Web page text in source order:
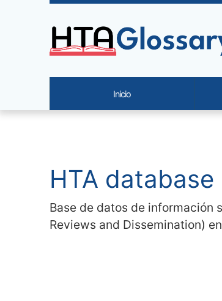
Navigation and
HTA database
Base de datos de información
Reviews and Dissemination)
Site identity,
Inicio